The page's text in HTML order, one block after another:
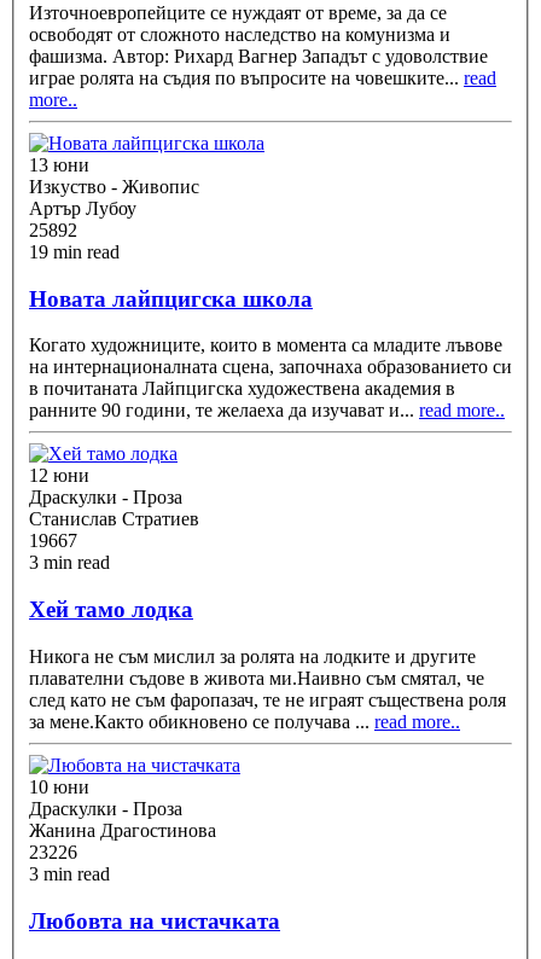
Източноевропейците се нуждаят от време, за да се
освободят от сложното наследство на комунизма и
фашизма. Автор: Рихард Вагнер Западът с удоволствие
играе ролята на съдия по въпросите на човешките... read
more..
13 юни
Изкуство - Живопис
Артър Лубоу
25892
19 min read
Новата лайпцигска школа
Когато художниците, които в момента са младите лъвове
на интернационалната сцена, започнаха образованието си
в почитаната Лайпцигска художествена академия в
ранните 90 години, те желаеха да изучават и... read more..
12 юни
Драскулки - Проза
Станислав Стратиев
19667
3 min read
Хей тамо лодка
Никога не съм мислил за ролята на лодките и другите
плавателни съдове в живота ми.Наивно съм смятал, че
след като не съм фаропазач, те не играят съществена роля
за мене.Както обикновено се получава ... read more..
10 юни
Драскулки - Проза
Жанина Драгостинова
23226
3 min read
Любовта на чистачката